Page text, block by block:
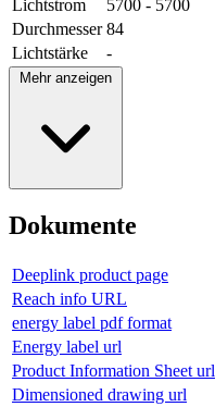
Lichtstrom
5700 - 5700
Durchmesser 84
Lichtstärke
-
Mehr anzeigen
Dokumente
Deeplink product page
Reach info URL
energy label pdf format
Energy label url
Product Information Sheet url
Dimensioned drawing url